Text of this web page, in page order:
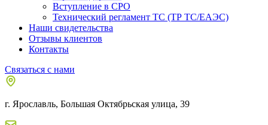
Вступление в СРО
Технический регламент ТС (ТР ТС/ЕАЭС)
Наши свидетельства
Отзывы клиентов
Контакты
Связаться с нами
г. Ярославль, Большая Октябрьская улица, 39